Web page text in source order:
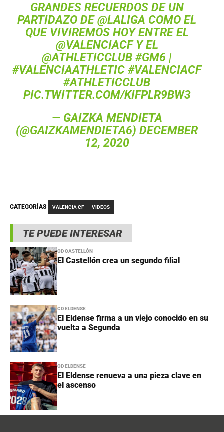
TE PUEDE INTERESAR
CD CASTELLÓN
El Castellón crea un segundo filial
CD ELDENSE
El Eldense firma a un viejo conocido en su
vuelta a Segunda
CD ELDENSE
El Eldense renueva a una pieza clave en
el ascenso
GRANDES RECUERDOS DE UN
PARTIDAZO DE@LALIGA COMO EL
QUE VIVIREMOS HOY ENTRE EL
@VALENCIACFY EL
@ATHLETICCLUB #GM6 |
#VALENCIAATHLETIC #VALENCIACF
#ATHLETICCLUB
PIC.TWITTER.COM/KIFPLR9BW3
— GAIZKA MENDIETA
(@GAIZKAMENDIETA6) DECEMBER
12, 2020
CATEGORÍAS VALENCIA CF VIDEOS